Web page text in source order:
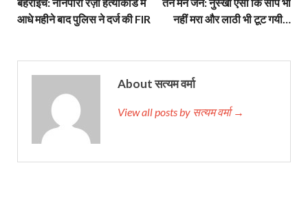
आधे महीने बाद पुलिस ने दर्ज की FIR
नहीं मरा और लाठी भी टूट गयी…
About सत्यम वर्मा
View all posts by सत्यम वर्मा →